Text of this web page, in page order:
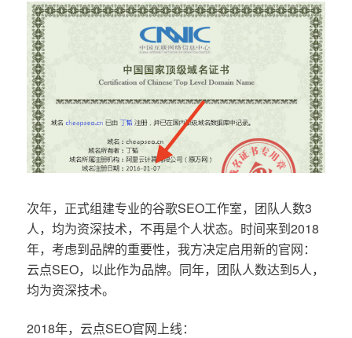
次年，正式组建专业的谷歌SEO工作室，团队人数3
人，均为资深技术，不再是个人状态。时间来到2018
年，考虑到品牌的重要性，我方决定启用新的官网：
云点SEO，以此作为品牌。同年，团队人数达到5人，
均为资深技术。
2018年，云点SEO官网上线：